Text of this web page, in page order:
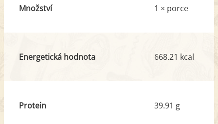
Množství 1 × porce
Energetická hodnota 668.21 kcal
Protein 39.91 g